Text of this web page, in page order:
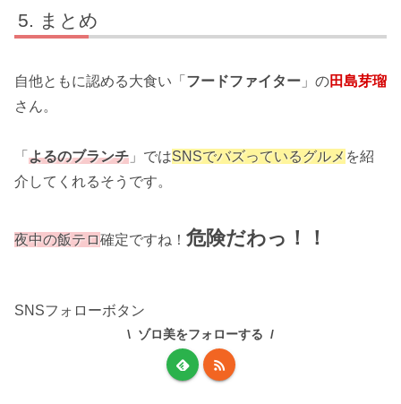
まとめ
自他ともに認める大食い「 フードファイター 」の田島芽瑠
さん。
「 よるのブランチ 」ではSNSでバズっているグルメ を紹
介してくれるそうです。
夜中の飯テロ確定ですね！ 危険だわっ！！
SNSフォローボタン
ゾロ美をフォローする